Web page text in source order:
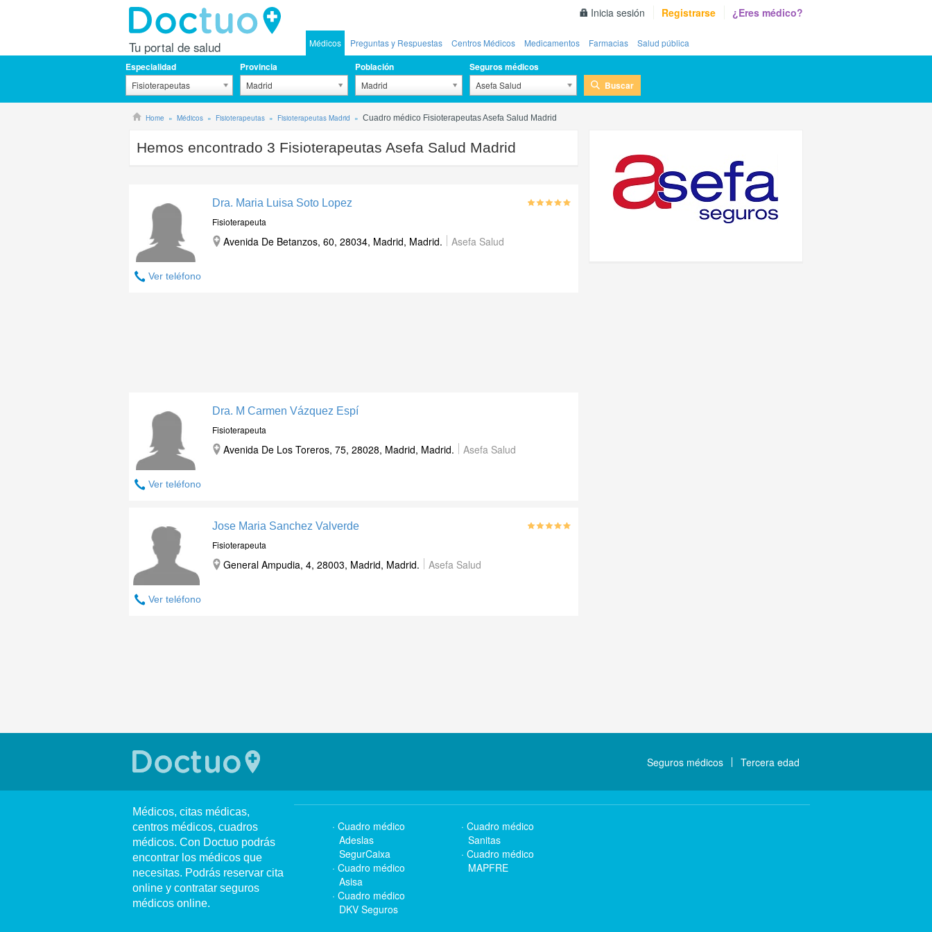
Tu portal de salud
Inicia sesión Registrarse ¿Eres médico?
Médicos Preguntas y Respuestas Centros Médicos Medicamentos Farmacias Salud pública
Especialidad
Fisioterapeutas
Provincia
Madrid
Población
Madrid
Seguros médicos
Asefa Salud Buscar
Home Médicos Fisioterapeutas Fisioterapeutas Madrid Cuadro médico Fisioterapeutas Asefa Salud Madrid
Hemos encontrado 3 Fisioterapeutas Asefa Salud Madrid
Ver teléfono
Dra. Maria Luisa Soto Lopez
Fisioterapeuta
Avenida De Betanzos, 60, 28034, Madrid, Madrid. Asefa Salud
Ver teléfono
Dra. M Carmen Vázquez Espí
Fisioterapeuta
Avenida De Los Toreros, 75, 28028, Madrid, Madrid. Asefa Salud
Ver teléfono
Jose Maria Sanchez Valverde
Fisioterapeuta
General Ampudia, 4, 28003, Madrid, Madrid. Asefa Salud
Seguros médicos Tercera edad
Médicos, citas médicas,
centros médicos, cuadros
médicos. Con Doctuo podrás
encontrar los médicos que
necesitas. Podrás reservar cita
online y contratar seguros
médicos online.
Cuadro médico
Adeslas
SegurCaixa
Cuadro médico
Asisa
Cuadro médico
DKV Seguros
Cuadro médico
Sanitas
Cuadro médico
MAPFRE